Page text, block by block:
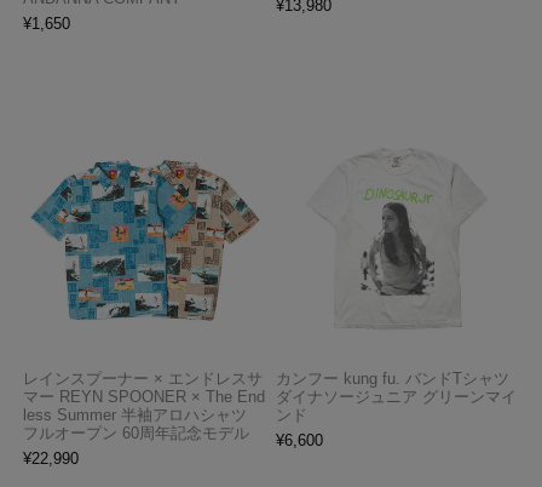
¥1,650
¥13,980
レインスプーナー × エンドレスサ
マー REYN SPOONER × The End
less Summer 半袖アロハシャツ
フルオープン 60周年記念モデル
¥22,990
カンフー kung fu. バンドTシャツ
ダイナソージュニア グリーンマイ
ンド
¥6,600